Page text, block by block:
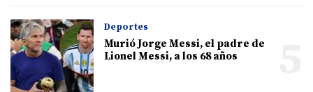
Deportes
Murió Jorge Messi, el padre de
Lionel Messi, a los 68 años